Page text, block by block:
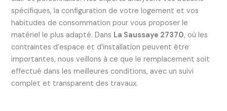
spécifiques, la configuration de votre logement et vos
habitudes de consommation pour vous proposer le
matériel le plus adapté. Dans La Saussaye 27370, où les
contraintes d’espace et d’installation peuvent être
importantes, nous veillons à ce que le remplacement soit
effectué dans les meilleures conditions, avec un suivi
complet et transparent des travaux.